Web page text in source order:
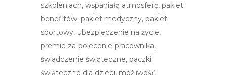
szkoleniach, wspaniałą atmosferę, pakiet
benefitów: pakiet medyczny, pakiet
sportowy, ubezpieczenie na życie,
premie za polecenie pracownika,
świadczenie świąteczne, paczki
świąteczne dla dzieci, możliwość